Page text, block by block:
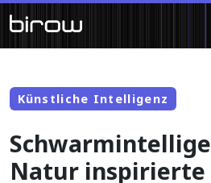
Künstliche Intelligenz
Natur inspirierte